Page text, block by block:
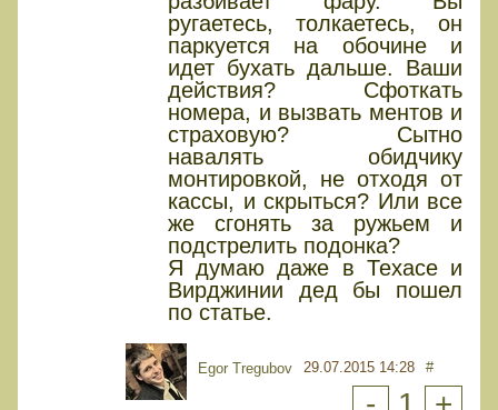
ругаетесь, толкаетесь, он
паркуется на обочине и
идет бухать дальше. Ваши
действия? Сфоткать
номера, и вызвать ментов и
страховую? Сытно
навалять обидчику
монтировкой, не отходя от
кассы, и скрыться? Или все
же сгонять за ружьем и
подстрелить подонка?
Я думаю даже в Техасе и
Вирджинии дед бы пошел
по статье.
Egor Tregubov 29.07.2015 14:28 #